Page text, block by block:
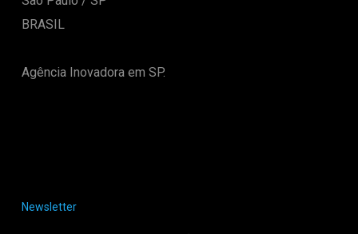
BRASIL
Agência Inovadora em SP.
Newsletter